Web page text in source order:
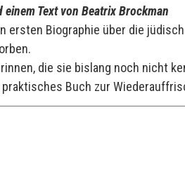
Text von Beatrix Brockman
ersten Biographie über die
die sie bislang noch nicht
Buch zur